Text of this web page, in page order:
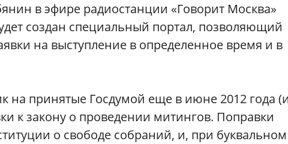
в эфире радиостанции «Говорит Москва»
создан специальный портал, позволяющий
на выступление в определенное время и в
на принятые Госдумой еще в июне 2012 года (и
к закону о проведении митингов. Поправки
о свободе собраний, и, при буквальном